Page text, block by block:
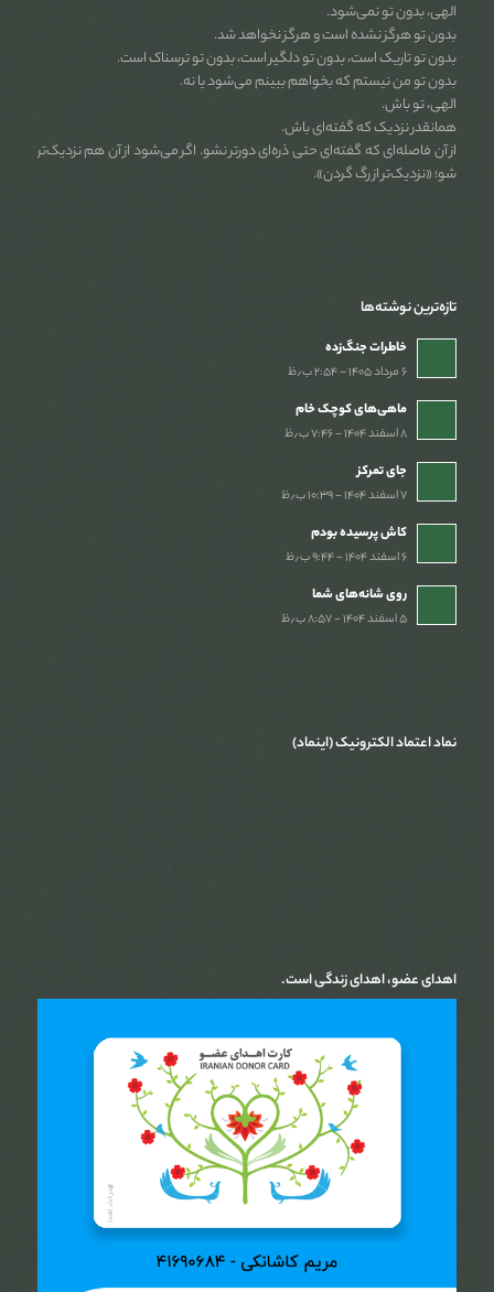
الهی، بدون تو نمی‌شود.
بدون تو هرگز نشده است و هرگز نخواهد شد.
بدون تو تاریک است، بدون تو دلگیر است، بدون تو ترسناک است.
بدون تو من نیستم که بخواهم ببینم می‌شود یا نه.
الهی، تو باش.
همانقدر نزدیک که گفته‌ای باش.
از آن فاصله‌ای که گفته‌ای حتی ذره‌ای دورتر نشو. اگر می‌شود از آن هم نزدیک‌تر
شو؛ «نزدیک‌تر از رگ گردن».
تازه‌ترین نوشته‌ها
خاطرات جنگ‌‌زده
۶ مرداد ۱۴۰۵ - ۲:۵۴ ب٫ظ
ماهی‌های کوچک خام
۸ اسفند ۱۴۰۴ - ۷:۴۶ ب٫ظ
جای تمرکز
۷ اسفند ۱۴۰۴ - ۱۰:۳۹ ب٫ظ
کاش پرسیده بودم
۶ اسفند ۱۴۰۴ - ۹:۴۴ ب٫ظ
روی شانه‌های شما
۵ اسفند ۱۴۰۴ - ۸:۵۷ ب٫ظ
نماد اعتماد الکترونیک (اینماد)
اهدای عضو، اهدای زندگی است.